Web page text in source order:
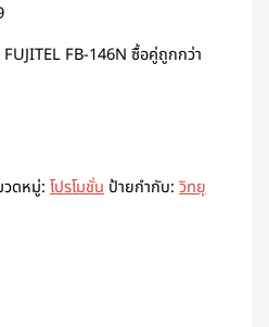
FB-146N ซื้อคู่ถูกกว่า
วดหมู่:โปรโมชั่น ป้ายกำกับ:วิทยุ